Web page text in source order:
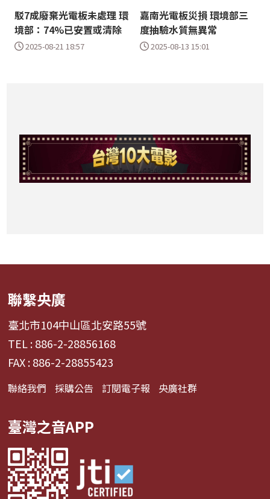
駁7成廢棄光電板未處理 環
境部：74%已安置或清除
2025-08-21 18:57
嘉南光電板災損 環境部三
度抽驗水質無異常
2025-08-13 15:01
聯繫央廣
臺北市104中山區北安路55號
TEL : 886-2-28856168
FAX : 886-2-28855423
聯絡我們 採購公告 訂閱電子報 央廣社群
臺灣之音APP